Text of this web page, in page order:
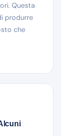
Questa
produrre
che